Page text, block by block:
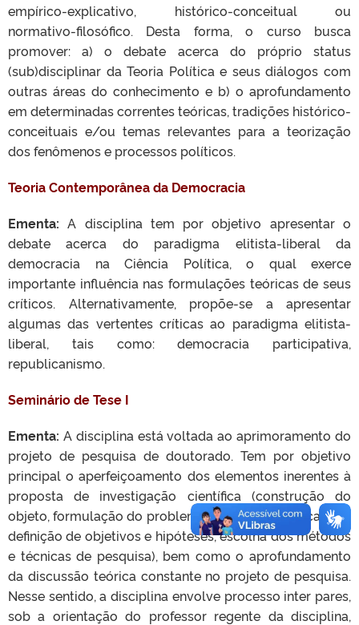
empírico-explicativo, histórico-conceitual ou
normativo-filosófico. Desta forma, o curso busca
promover: a) o debate acerca do próprio status
(sub)disciplinar da Teoria Política e seus diálogos com
outras áreas do conhecimento e b) o aprofundamento
em determinadas correntes teóricas, tradições histórico-
conceituais e/ou temas relevantes para a teorização
dos fenômenos e processos políticos.
Teoria Contemporânea da Democracia
Ementa:A disciplina tem por objetivo apresentar o
debate acerca do paradigma elitista-liberal da
democracia na Ciência Política, o qual exerce
importante influência nas formulações teóricas de seus
críticos. Alternativamente, propõe-se a apresentar
algumas das vertentes críticas ao paradigma elitista-
liberal, tais como: democracia participativa,
republicanismo.
Seminário de Tese I
Ementa: A disciplina está voltada ao aprimoramento do
projeto de pesquisa de doutorado. Tem por objetivo
principal o aperfeiçoamento dos elementos inerentes à
proposta de investigação científica (construção do
objeto, formulação do problema, delimitação do campo,
definição de objetivos e hipóteses, escolha dos métodos
e técnicas de pesquisa), bem como o aprofundamento
da discussão teórica constante no projeto de pesquisa.
Nesse sentido, a disciplina envolve processo inter pares,
sob a orientação do professor regente da disciplina,